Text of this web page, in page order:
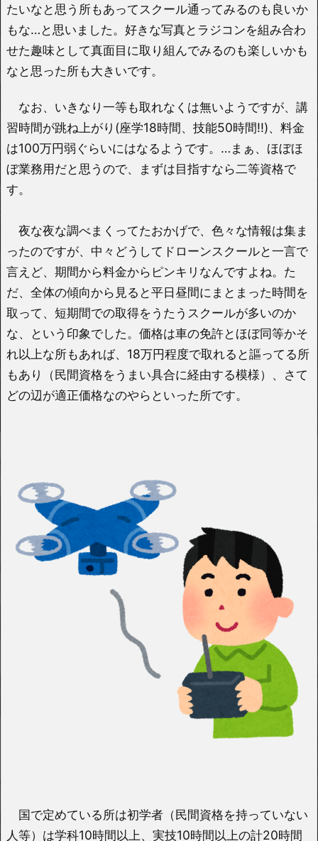
たいなと思う所もあってスクール通ってみるのも良いか
もな…と思いました。好きな写真とラジコンを組み合わ
せた趣味として真面目に取り組んでみるのも楽しいかも
なと思った所も大きいです。
なお、いきなり一等も取れなくは無いようですが、講
習時間が跳ね上がり(座学18時間、技能50時間!!)、料金
は100万円弱ぐらいにはなるようです。…まぁ、ほぼほ
ぼ業務用だと思うので、まずは目指すなら二等資格で
す。
夜な夜な調べまくってたおかげで、色々な情報は集ま
ったのですが、中々どうしてドローンスクールと一言で
言えど、期間から料金からピンキリなんですよね。た
だ、全体の傾向から見ると平日昼間にまとまった時間を
取って、短期間での取得をうたうスクールが多いのか
な、という印象でした。価格は車の免許とほぼ同等かそ
れ以上な所もあれば、18万円程度で取れると謳ってる所
もあり（民間資格をうまい具合に経由する模様）、さて
どの辺が適正価格なのやらといった所です。
国で定めている所は初学者（民間資格を持っていない
人等）は学科10時間以上、実技10時間以上の計20時間